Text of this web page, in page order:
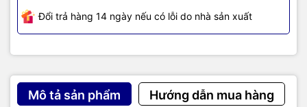
Đổi trả hàng 14 ngày nếu có lỗi do nhà sản xuất
Mô tả sản phẩm Hướng dẫn mua hàng